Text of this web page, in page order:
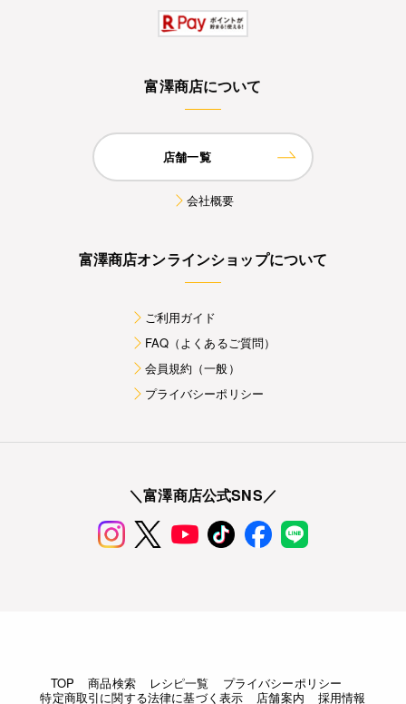
富澤商店について
店舗一覧
会社概要
富澤商店オンラインショップについて
ご利用ガイド
FAQ（よくあるご質問）
会員規約（一般）
プライバシーポリシー
＼富澤商店公式SNS／
TOP 商品検索 レシピ一覧
プライバシーポリシー
特定商取引に関する法律に基づく表示
店舗案内 採用情報